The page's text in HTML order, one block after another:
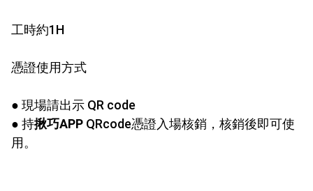
工時約1H
憑證使用方式
● 現場請出示 QR code
● 持揪巧APP QRcode憑證入場核銷，核銷後即可使
用。